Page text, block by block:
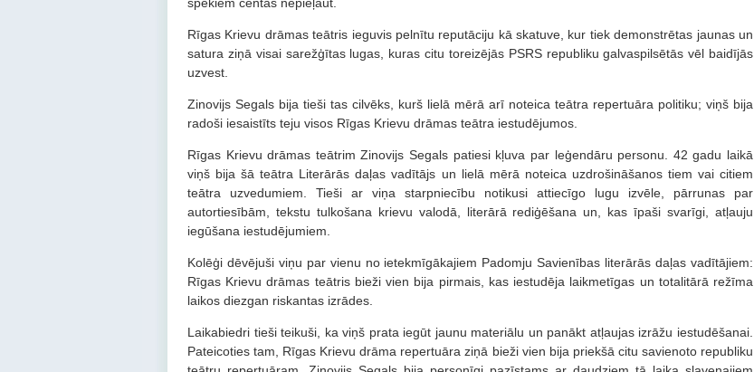
Rīgas Krievu drāmas teātris ieguvis pelnītu reputāciju kā skatuve, kur tiek demonstrētas jaunas un
satura ziņā visai sarežģītas lugas, kuras citu toreizējās PSRS republiku galvaspilsētās vēl baidījās
uzvest.
Zinovijs Segals bija tieši tas cilvēks, kurš lielā mērā arī noteica teātra repertuāra politiku; viņš bija
radoši iesaistīts teju visos Rīgas Krievu drāmas teātra iestudējumos.
Rīgas Krievu drāmas teātrim Zinovijs Segals patiesi kļuva par leģendāru personu. 42 gadu laikā
viņš bija šā teātra Literārās daļas vadītājs un lielā mērā noteica uzdrošināšanos tiem vai citiem
teātra uzvedumiem. Tieši ar viņa starpniecību notikusi attiecīgo lugu izvēle, pārrunas par
autortiesībām, tekstu tulkošana krievu valodā, literārā rediģēšana un, kas īpaši svarīgi, atļauju
iegūšana iestudējumiem.
Kolēģi dēvējuši viņu par vienu no ietekmīgākajiem Padomju Savienības literārās daļas vadītājiem:
Rīgas Krievu drāmas teātris bieži vien bija pirmais, kas iestudēja laikmetīgas un totalitārā režīma
laikos diezgan riskantas izrādes.
Laikabiedri tieši teikuši, ka viņš prata iegūt jaunu materiālu un panākt atļaujas izrāžu iestudēšanai.
Pateicoties tam, Rīgas Krievu drāma repertuāra ziņā bieži vien bija priekšā citu savienoto republiku